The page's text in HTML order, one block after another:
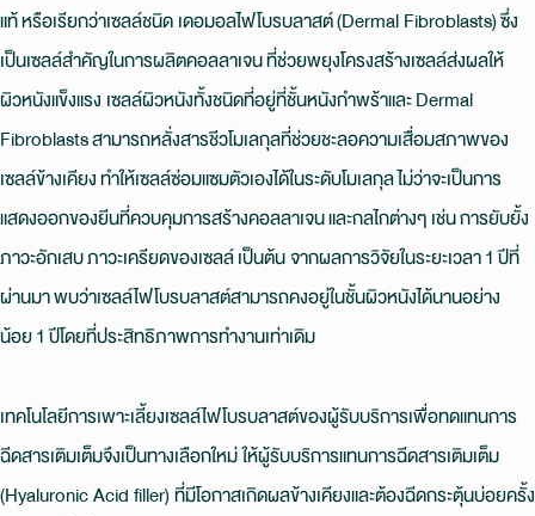
แท้ หรือเรียกว่าเซลล์ชนิด เดอมอลไฟโบรบลาสต์ (Dermal Fibroblasts) ซึ่ง
เป็นเซลล์สำคัญในการผลิตคอลลาเจน ที่ช่วยพยุงโครงสร้างเซลล์ส่งผลให้
ผิวหนังแข็งแรง เซลล์ผิวหนังทั้งชนิดที่อยู่ที่ชั้นหนังกำพร้าและ Dermal
Fibroblasts สามารถหลั่งสารชีวโมเลกุลที่ช่วยชะลอความเสื่อมสภาพของ
เซลล์ข้างเคียง ทำให้เซลล์ซ่อมแซมตัวเองได้ในระดับโมเลกุล ไม่ว่าจะเป็นการ
แสดงออกของยีนที่ควบคุมการสร้างคอลลาเจน และกลไกต่างๆ เช่น การยับยั้ง
ภาวะอักเสบ ภาวะเครียดของเซลล์ เป็นต้น จากผลการวิจัยในระยะเวลา 1 ปีที่
ผ่านมา พบว่าเซลล์ไฟโบรบลาสต์สามารถคงอยู่ในชั้นผิวหนังได้นานอย่าง
น้อย 1 ปีโดยที่ประสิทธิภาพการทำงานเท่าเดิม
เทคโนโลยีการเพาะเลี้ยงเซลล์ไฟโบรบลาสต์ของผู้รับบริการเพื่อทดแทนการ
ฉีดสารเติมเต็มจึงเป็นทางเลือกใหม่ ให้ผู้รับบริการแทนการฉีดสารเติมเต็ม
(Hyaluronic Acid filler) ที่มีโอกาสเกิดผลข้างเคียงและต้องฉีดกระตุ้นบ่อยครั้ง